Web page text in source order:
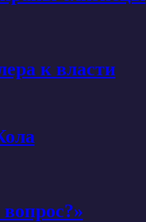
к власти